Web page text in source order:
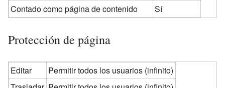
Contado como página de contenido
Sí
Protección de página
Editar
Permitir todos los usuarios (infinito)